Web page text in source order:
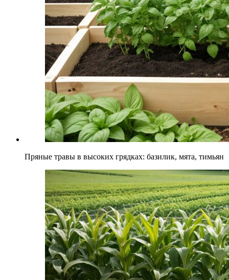
Пряные травы в высоких грядках: базилик, мята, тимьян